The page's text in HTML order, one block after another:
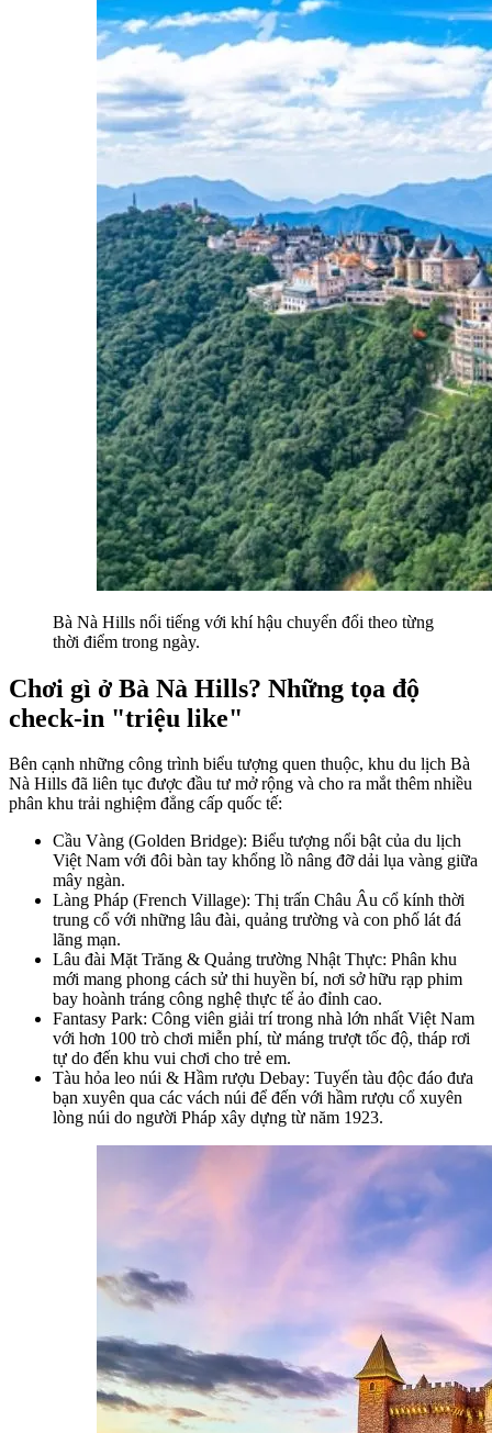
Bà Nà Hills nổi tiếng với khí hậu chuyển đổi theo từng
thời điểm trong ngày.
Chơi gì ở Bà Nà Hills? Những tọa độ
check-in "triệu like"
Bên cạnh những công trình biểu tượng quen thuộc, khu du lịch Bà
Nà Hills đã liên tục được đầu tư mở rộng và cho ra mắt thêm nhiều
phân khu trải nghiệm đẳng cấp quốc tế:
Cầu Vàng (Golden Bridge): Biểu tượng nổi bật của du lịch
Việt Nam với đôi bàn tay khổng lồ nâng đỡ dải lụa vàng giữa
mây ngàn.
Làng Pháp (French Village): Thị trấn Châu Âu cổ kính thời
trung cổ với những lâu đài, quảng trường và con phố lát đá
lãng mạn.
Lâu đài Mặt Trăng & Quảng trường Nhật Thực: Phân khu
mới mang phong cách sử thi huyền bí, nơi sở hữu rạp phim
bay hoành tráng công nghệ thực tế ảo đỉnh cao.
Fantasy Park: Công viên giải trí trong nhà lớn nhất Việt Nam
với hơn 100 trò chơi miễn phí, từ máng trượt tốc độ, tháp rơi
tự do đến khu vui chơi cho trẻ em.
Tàu hỏa leo núi & Hầm rượu Debay: Tuyến tàu độc đáo đưa
bạn xuyên qua các vách núi để đến với hầm rượu cổ xuyên
lòng núi do người Pháp xây dựng từ năm 1923.